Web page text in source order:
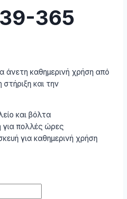
365
άνετη καθημερινή χρήση από
και την
και βόλτα
για πολλές ώρες
για καθημερινή χρήση